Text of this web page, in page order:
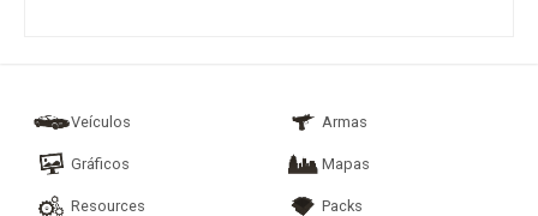
Veículos Armas
Gráficos Mapas
Resources Packs